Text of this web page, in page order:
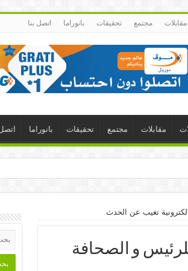
مقابلات مجتمع تحقيقات بانوراما اتصل بنا
مقابلات مجتمع تحقيقات بانوراما
تغيب عن الحدث
و الصحافة